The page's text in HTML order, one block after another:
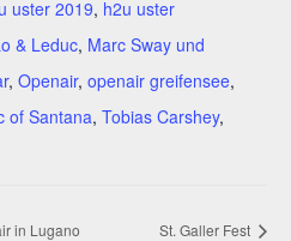
uster 2019, h2u uster
& Leduc, Marc Sway und
, Openair, openair greifensee,
of Santana, Tobias Carshey,
in Lugano St. Galler Fest